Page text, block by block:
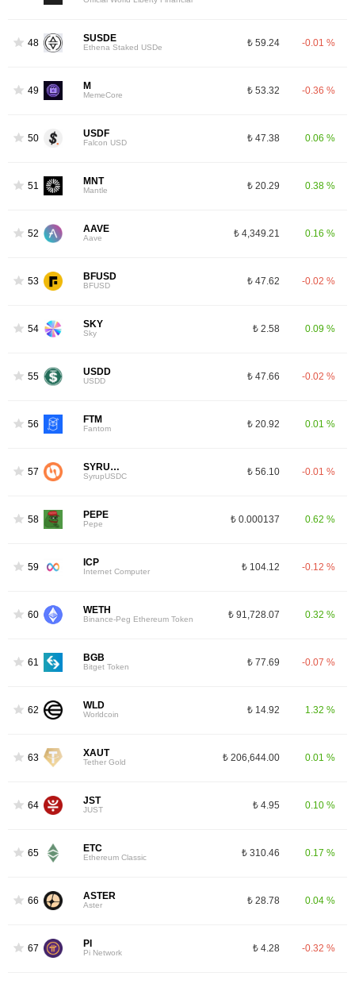
48 SUSDE
Ethena Staked USDe ₺ 59.24 -0.01 %
49 M
MemeCore ₺ 53.32 -0.36 %
50 USDF
Falcon USD ₺ 47.38 0.06 %
51 MNT
Mantle ₺ 20.29 0.38 %
52 AAVE
Aave ₺ 4,349.21 0.16 %
53 BFUSD
BFUSD ₺ 47.62 -0.02 %
54 SKY
Sky ₺ 2.58 0.09 %
55 USDD
USDD ₺ 47.66 -0.02 %
56 FTM
Fantom ₺ 20.92 0.01 %
57 SYRUPUSDC
SyrupUSDC ₺ 56.10 -0.01 %
58 PEPE
Pepe ₺ 0.000137 0.62 %
59 ICP
Internet Computer ₺ 104.12 -0.12 %
60 WETH
Binance-Peg Ethereum Token ₺ 91,728.07 0.32 %
61 BGB
Bitget Token ₺ 77.69 -0.07 %
62 WLD
Worldcoin ₺ 14.92 1.32 %
63 XAUT
Tether Gold ₺ 206,644.00 0.01 %
64 JST
JUST ₺ 4.95 0.10 %
65 ETC
Ethereum Classic ₺ 310.46 0.17 %
66 ASTER
Aster ₺ 28.78 0.04 %
67 PI
Pi Network ₺ 4.28 -0.32 %